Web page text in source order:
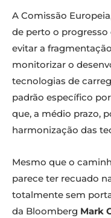
A Comissão
de perto o
evitar a
monitorizar o
tecnologias de
padrão específico
que, a médio prazo,
harmonização das
Mesmo que o
parece ter recuado
totalmente sem
da Bloomberg Mark